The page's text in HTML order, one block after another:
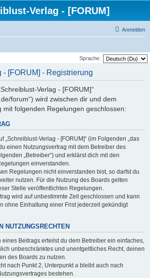
Verlag - [FORUM]
Anmelden
Sprache:
- [FORUM] - Registrierung
Verlag - [FORUM]“
forum“) wird zwischen dir und dem
mit folgenden Regelungen geschlossen:
„Schreiblust-Verlag - [FORUM]“ (im Folgenden „das
einen Nutzungsvertrag mit dem Betreiber des
„Betreiber“) und erklärst dich mit den
einverstanden.
Regelungen nicht einverstanden bist, so darfst du
nutzen. Für die Nutzung des Boards gelten
Stelle veröffentlichten Regelungen.
wird auf unbestimmte Zeit geschlossen und kann
ohne Einhaltung einer Frist jederzeit gekündigt
NUTZUNGSRECHTEN
eines Beitrags erteilst du dem Betreiber ein einfaches,
unbeschränktes und unentgeltliches Recht, deinen
des Boards zu nutzen.
nach Punkt 2, Unterpunkt a bleibt auch nach
bestehen.